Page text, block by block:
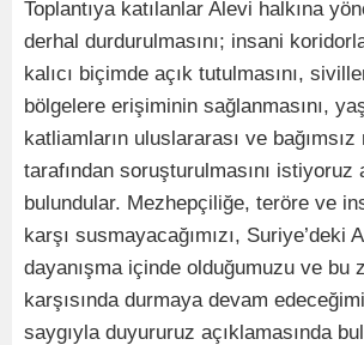
Toplantıya katılanlar Alevi halkına
derhal durdurulmasını; insani
kalıcı biçimde açık tutulmasını,
bölgelere erişiminin sağlanmasını,
katliamların uluslararası ve
tarafından soruşturulmasını istiyoruz
bulundular. Mezhepçiliğe, teröre ve
karşı susmayacağımızı, Suriye’deki
dayanışma içinde olduğumuzu ve bu
karşısında durmaya devam
saygıyla duyururuz açıklamasında